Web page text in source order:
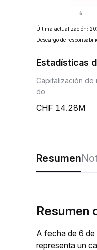
Última actualización:
Descargo de
Estadísticas
Capitalización de
do
14.28M
Resumen
Resumen
A fecha de 6
representa un